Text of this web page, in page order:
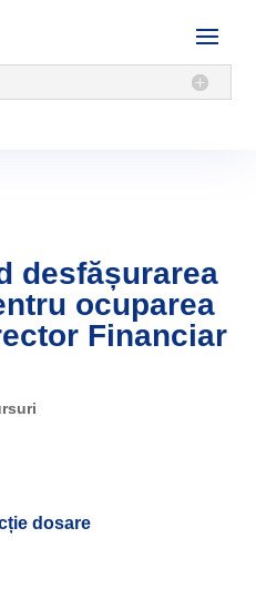
desfășurarea
ocuparea
Financiar
dosare